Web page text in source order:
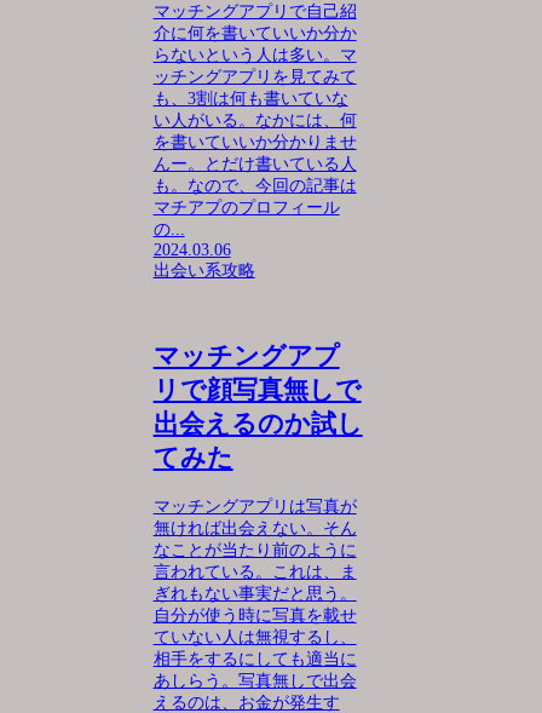
マッチングアプリで自己紹
介に何を書いていいか分か
らないという人は多い。マ
ッチングアプリを見てみて
も、3割は何も書いていな
い人がいる。なかには、何
を書いていいか分かりませ
んー。とだけ書いている人
も。なので、今回の記事は
マチアプのプロフィール
の...
2024.03.06
出会い系攻略
マッチングアプ
リで顔写真無しで
出会えるのか試し
てみた
マッチングアプリは写真が
無ければ出会えない。そん
なことが当たり前のように
言われている。これは、ま
ぎれもない事実だと思う。
自分が使う時に写真を載せ
ていない人は無視するし、
相手をするにしても適当に
あしらう。写真無しで出会
えるのは、お金が発生す